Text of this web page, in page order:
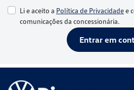
Li e aceito a Política de Privacidadee
comunicações da concessionária.
Entrar em